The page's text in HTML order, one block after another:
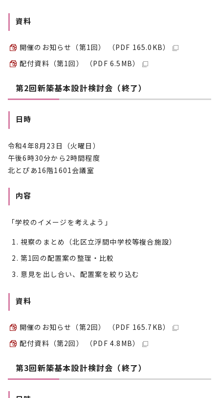
資料
開催のお知らせ（第1回） （PDF 165.0KB）
配付資料（第1回） （PDF 6.5MB）
第2回新築基本設計検討会（終了）
日時
令和4年8月23日（火曜日）
午後6時30分から2時間程度
北とぴあ16階1601会議室
内容
「学校のイメージを考えよう」
視察のまとめ（北区立浮間中学校等複合施設）
第1回の配置案の整理・比較
意見を出し合い、配置案を絞り込む
資料
開催のお知らせ（第2回） （PDF 165.7KB）
配付資料（第2回） （PDF 4.8MB）
第3回新築基本設計検討会（終了）